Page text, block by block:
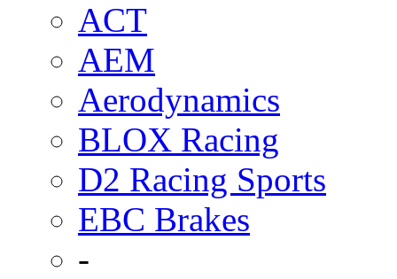
ACT
AEM
Aerodynamics
BLOX Racing
D2 Racing Sports
EBC Brakes
-